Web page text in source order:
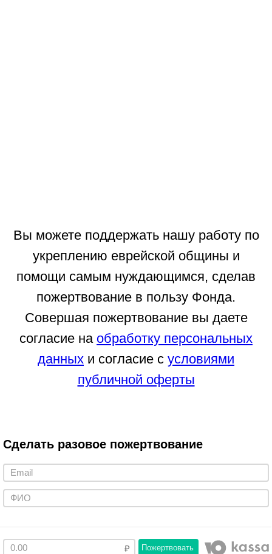
Вы можете поддержать нашу работу по
укреплению еврейской общины и
помощи самым нуждающимся, сделав
пожертвование в пользу Фонда.
Совершая пожертвование вы даете
согласие на обработку персональных
данных и согласие с условиями
публичной оферты
Сделать разовое пожертвование
Пожертвовать